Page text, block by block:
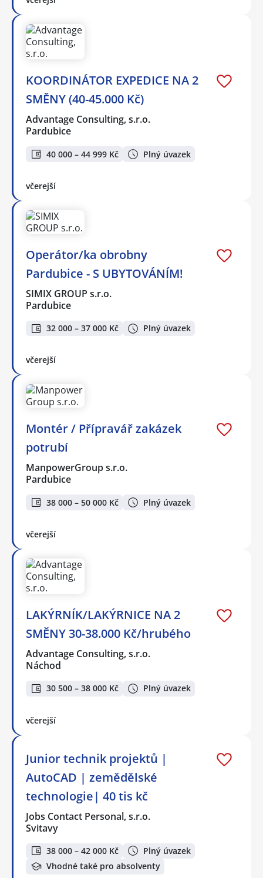
KOORDINÁTOR EXPEDICE NA 2
SMĚNY (40-45.000 Kč)
Advantage Consulting, s.r.o.
Pardubice
40 000 – 44 999 Kč Plný úvazek
včerejší
Operátor/ka obrobny
Pardubice - S UBYTOVÁNÍM!
SIMIX GROUP s.r.o.
Pardubice
32 000 – 37 000 Kč Plný úvazek
včerejší
Montér / Přípravář zakázek
potrubí
ManpowerGroup s.r.o.
Pardubice
38 000 – 50 000 Kč Plný úvazek
včerejší
LAKÝRNÍK/LAKÝRNICE NA 2
SMĚNY 30-38.000 Kč/hrubého
Advantage Consulting, s.r.o.
Náchod
30 500 – 38 000 Kč Plný úvazek
včerejší
Junior technik projektů |
AutoCAD | zemědělské
technologie| 40 tis kč
Jobs Contact Personal, s.r.o.
Svitavy
38 000 – 42 000 Kč
Plný úvazek
Vhodné také pro absolventy